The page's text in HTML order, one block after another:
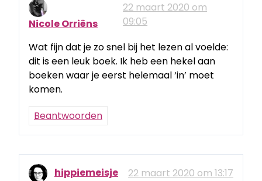
Nicole Orriëns
22 maart 2020 om
09:05
Wat fijn dat je zo snel bij het lezen al voelde:
dit is een leuk boek. Ik heb een hekel aan
boeken waar je eerst helemaal ‘in’ moet
komen.
Beantwoorden
hippiemeisje
22 maart 2020 om 13:17